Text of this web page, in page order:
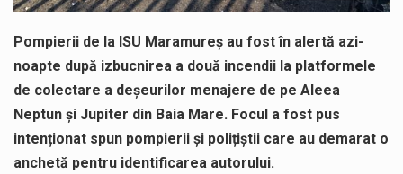
Pompierii de la ISU Maramureș au fost în alertă azi-
noapte după izbucnirea a două incendii la platformele
de colectare a deșeurilor menajere de pe Aleea
Neptun și Jupiter din Baia Mare. Focul a fost pus
intenționat spun pompierii și polițiștii care au demarat o
anchetă pentru identificarea autorului.